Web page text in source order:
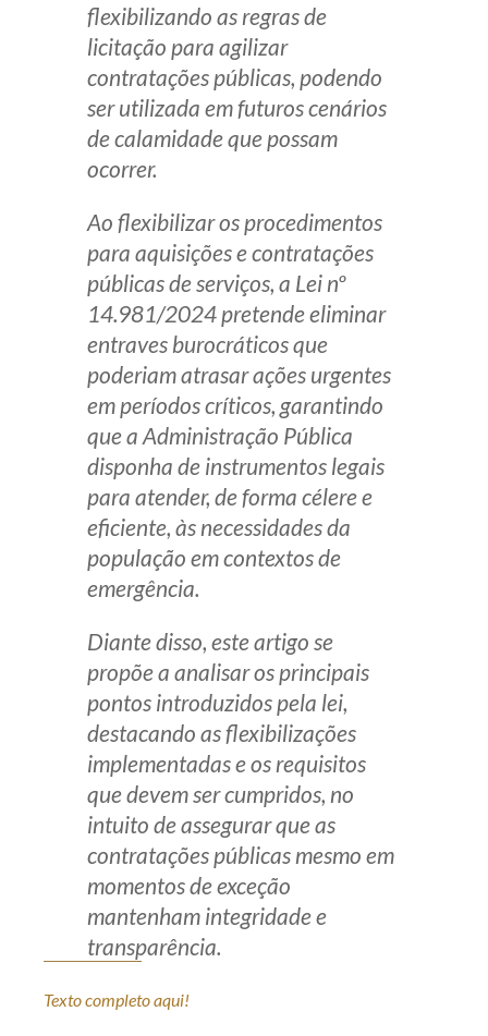
Av. Sete de Setembro, 4698
Batel Curitiba /PR CEP80240-000
Telefone (41) 2109-8666
Whatsapp (41) 98881-6616
flexibilizando as regras de
licitação para agilizar
contratações públicas, podendo
ser utilizada em futuros cenários
de calamidade que possam
ocorrer.
Ao flexibilizar os procedimentos
para aquisições e contratações
públicas de serviços, a Lei nº
14.981/2024 pretende eliminar
entraves burocráticos que
poderiam atrasar ações urgentes
em períodos críticos, garantindo
que a Administração Pública
disponha de instrumentos legais
para atender, de forma célere e
eficiente, às necessidades da
população em contextos de
emergência.
Diante disso, este artigo se
propõe a analisar os principais
pontos introduzidos pela lei,
destacando as flexibilizações
implementadas e os requisitos
que devem ser cumpridos, no
intuito de assegurar que as
contratações públicas mesmo em
momentos de exceção
mantenham integridade e
transparência.
Texto completo aqui!